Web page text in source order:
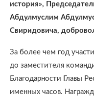
история»,
Абдулмуслим
Свиридовича,
За более чем год
до заместителя
Благодарности Главы
именных часов.